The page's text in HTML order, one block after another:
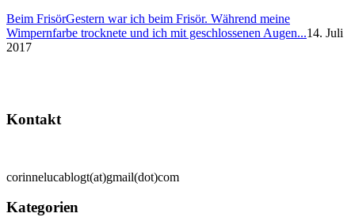
Beim FrisörGestern war ich beim Frisör. Während meine
Wimpernfarbe trocknete und ich mit geschlossenen Augen...14. Juli
2017
Kontakt
corinnelucablogt(at)gmail(dot)com
Kategorien